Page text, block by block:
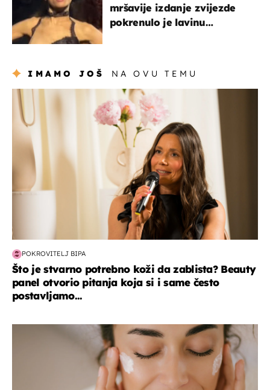
mršavije izdanje zvijezde
pokrenulo je lavinu
IMAMO JOŠ NA OVU TEMU
moda & ljepota
POKROVITELJ BIPA
Što je stvarno potrebno koži da zablista? Beauty
panel otvorio pitanja koja si i same često
postavljamo...
moda & ljepota